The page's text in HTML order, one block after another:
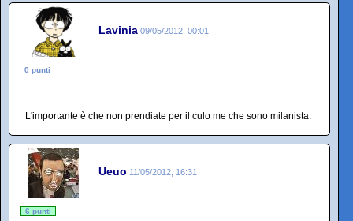
Lavinia 09/05/2012, 00:01
0 punti
L'importante è che non prendiate per il culo me che sono milanista.
Ueuo 11/05/2012, 16:31
6 punti